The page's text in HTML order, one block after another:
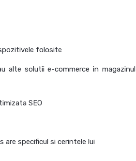
folosite
alte solutii e-commerce in magazinul
SEO
specificul si cerintele lui